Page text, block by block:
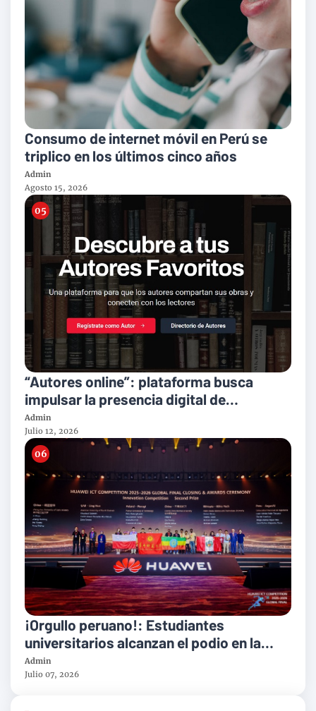
Consumo de internet móvil en Perú se
triplico en los últimos cinco años
Admin
Agosto 15, 2026
“Autores online”: plataforma busca
impulsar la presencia digital de
escritores será presentada en IRRUMPE
2026
Admin
Julio 12, 2026
¡Orgullo peruano!: Estudiantes
universitarios alcanzan el podio en la
final mundial tecnológica de Huawei
Admin
Julio 07, 2026